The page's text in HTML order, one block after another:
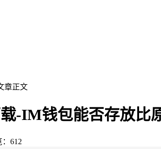
章正文
-IM钱包能否存放比
：612